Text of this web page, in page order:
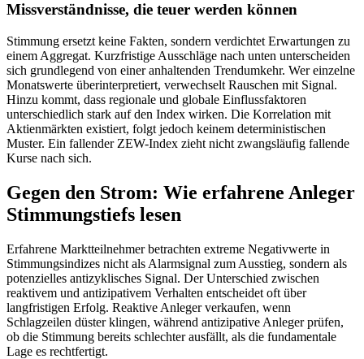
Missverständnisse, die teuer werden können
Stimmung ersetzt keine Fakten, sondern verdichtet Erwartungen zu
einem Aggregat. Kurzfristige Ausschläge nach unten unterscheiden
sich grundlegend von einer anhaltenden Trendumkehr. Wer einzelne
Monatswerte überinterpretiert, verwechselt Rauschen mit Signal.
Hinzu kommt, dass regionale und globale Einflussfaktoren
unterschiedlich stark auf den Index wirken. Die Korrelation mit
Aktienmärkten existiert, folgt jedoch keinem deterministischen
Muster. Ein fallender ZEW-Index zieht nicht zwangsläufig fallende
Kurse nach sich.
Gegen den Strom: Wie erfahrene Anleger
Stimmungstiefs lesen
Erfahrene Marktteilnehmer betrachten extreme Negativwerte in
Stimmungsindizes nicht als Alarmsignal zum Ausstieg, sondern als
potenzielles antizyklisches Signal. Der Unterschied zwischen
reaktivem und antizipativem Verhalten entscheidet oft über
langfristigen Erfolg. Reaktive Anleger verkaufen, wenn
Schlagzeilen düster klingen, während antizipative Anleger prüfen,
ob die Stimmung bereits schlechter ausfällt, als die fundamentale
Lage es rechtfertigt.